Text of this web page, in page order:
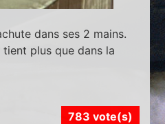
dans ses 2 mains.
plus que dans la
783 vote(s)